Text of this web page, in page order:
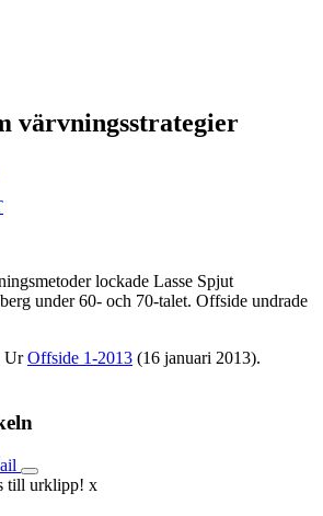
värvningsstrategier
lockade Lasse Spjut
under 60- och 70-talet. Offside undrade
UrOffside 1-2013 (16 januari 2013).
till urklipp! x